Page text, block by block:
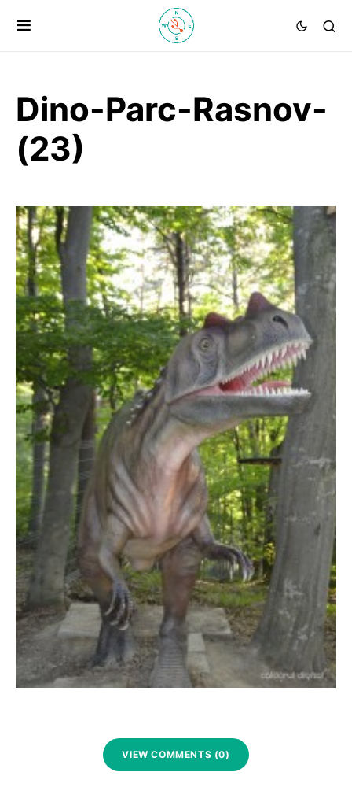
Dino-Parc-Rasnov-
(23)
VIEW COMMENTS (0)